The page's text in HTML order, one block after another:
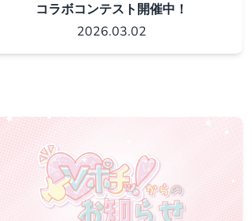
コラボコンテスト開催中！
2026.03.02